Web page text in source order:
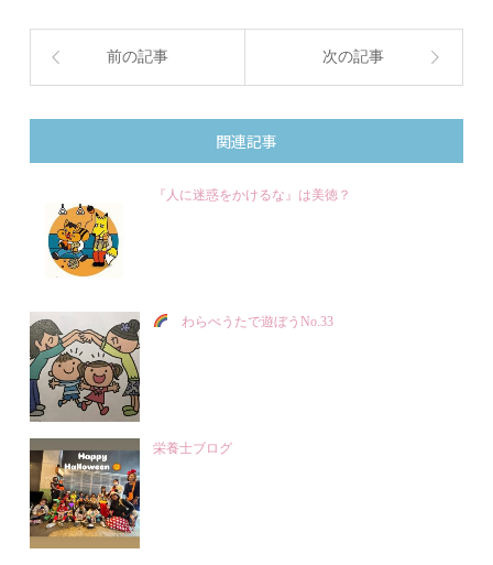
前の記事 次の記事
関連記事
『人に迷惑をかけるな』は美徳？
わらべうたで遊ぼうNo.33
栄養士ブログ